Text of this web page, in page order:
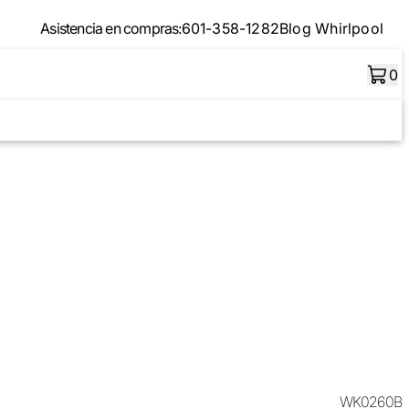
Asistencia en compras:601-358-1282Blog Whirlpool
0
WK0260B